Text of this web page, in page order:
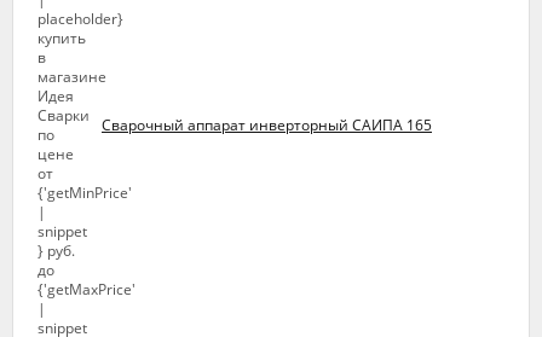
Сварочный аппарат инверторный САИПА 165